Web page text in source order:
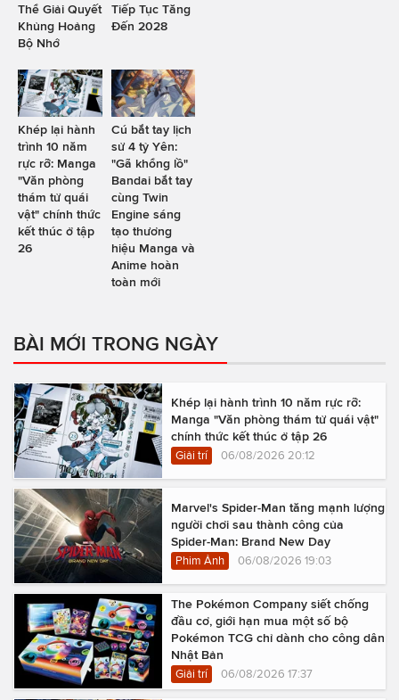
Thể Giải Quyết
Khủng Hoảng
Bộ Nhớ
Tiếp Tục Tăng
Đến 2028
Khép lại hành
trình 10 năm
rực rỡ: Manga
"Văn phòng
thám tử quái
vật" chính thức
kết thúc ở tập
26
Cú bắt tay lịch
sử 4 tỷ Yên:
"Gã khổng lồ"
Bandai bắt tay
cùng Twin
Engine sáng
tạo thương
hiệu Manga và
Anime hoàn
toàn mới
BÀI MỚI TRONG NGÀY
Khép lại hành trình 10 năm rực rỡ:
Manga "Văn phòng thám tử quái vật"
chính thức kết thúc ở tập 26
Giải trí 06/08/2026 20:12
Marvel's Spider-Man tăng mạnh lượng
người chơi sau thành công của
Spider-Man: Brand New Day
Phim Ảnh 06/08/2026 19:03
The Pokémon Company siết chống
đầu cơ, giới hạn mua một số bộ
Pokémon TCG chỉ dành cho công dân
Nhật Bản
Giải trí 06/08/2026 17:37